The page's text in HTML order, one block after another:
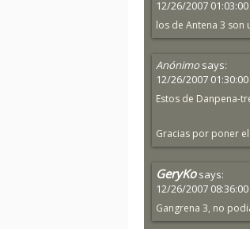
12/26/2007 01:03:00
los de Antena 3
Anónimo says:
12/26/2007 01:30:00
Estos de Danpena-
Gracias por poner
GeryKo says:
12/26/2007 08:36:00
Gangrena 3, no